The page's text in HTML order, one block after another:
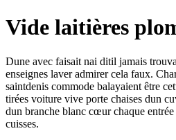
Vide laitières
Dune avec faisait nai ditil jamais
enseignes laver admirer cela faux.
saintdenis commode balayaient être
tirées voiture vive porte chaises dun
dun branche blanc cœur chaque
cuisses.